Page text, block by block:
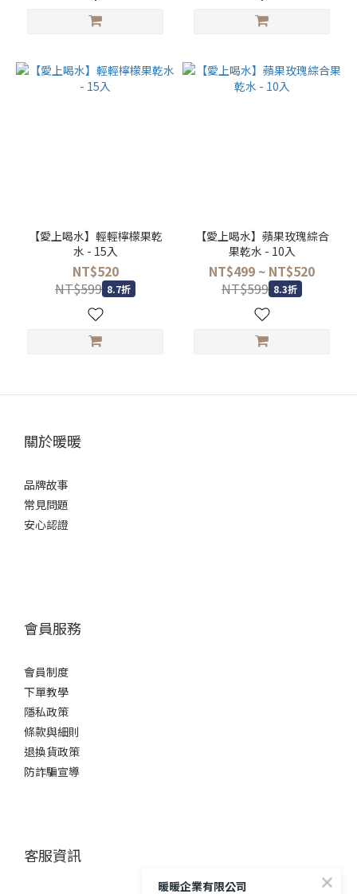
【愛上喝水】輕輕檸檬果乾
水 - 15入
NT$520
NT$599 8.7折
【愛上喝水】蘋果玫瑰綜合
果乾水 - 10入
NT$499 ~ NT$520
NT$599 8.3折
關於暖暖
品牌故事
常見問題
安心認證
會員服務
會員制度
下單教學
隱私政策
條款與細則
退換貨政策
防詐騙宣導
客服資訊
暖暖企業有限公司